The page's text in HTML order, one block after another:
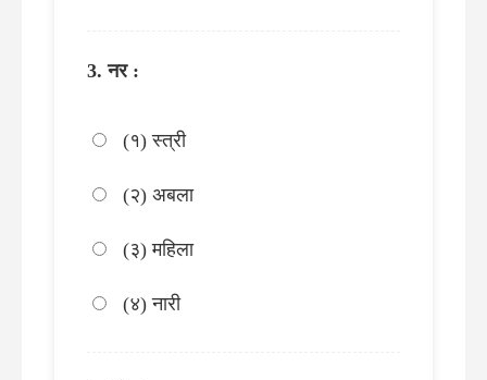
नर :
(१) स्त्री
(२) अबला
(३) महिला
(४) नारी